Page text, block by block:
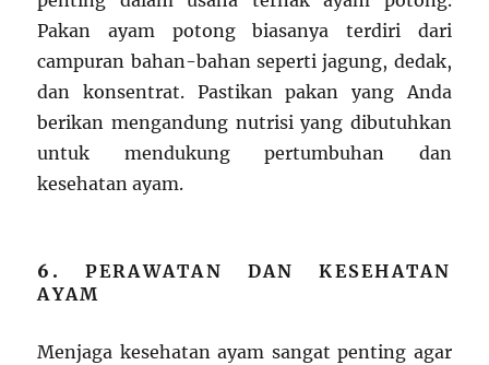
Pakan ayam potong biasanya terdiri dari
campuran bahan-bahan seperti jagung, dedak,
dan konsentrat. Pastikan pakan yang Anda
berikan mengandung nutrisi yang dibutuhkan
untuk mendukung pertumbuhan dan
kesehatan ayam.
6. PERAWATAN DAN KESEHATAN
AYAM
Menjaga kesehatan ayam sangat penting agar